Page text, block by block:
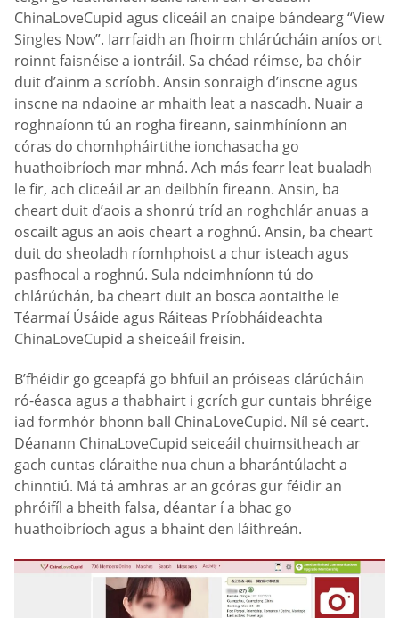
ChinaLoveCupid agus cliceáil an cnaipe bándearg “View
Singles Now”. Iarrfaidh an fhoirm chlárúcháin aníos ort
roinnt faisnéise a iontráil. Sa chéad réimse, ba chóir
duit d’ainm a scríobh. Ansin sonraigh d’inscne agus
inscne na ndaoine ar mhaith leat a nascadh. Nuair a
roghnaíonn tú an rogha fireann, sainmhíníonn an
córas do chomhpháirtithe ionchasacha go
huathoibríoch mar mhná. Ach más fearr leat bualadh
le fir, ach cliceáil ar an deilbhín fireann. Ansin, ba
cheart duit d’aois a shonrú tríd an roghchlár anuas a
oscailt agus an aois cheart a roghnú. Ansin, ba cheart
duit do sheoladh ríomhphoist a chur isteach agus
pasfhocal a roghnú. Sula ndeimhníonn tú do
chlárúchán, ba cheart duit an bosca aontaithe le
Téarmaí Úsáide agus Ráiteas Príobháideachta
ChinaLoveCupid a sheiceáil freisin.
B’fhéidir go gceapfá go bhfuil an próiseas clárúcháin
ró-éasca agus a thabhairt i gcrích gur cuntais bhréige
iad formhór bhonn ball ChinaLoveCupid. Níl sé ceart.
Déanann ChinaLoveCupid seiceáil chuimsitheach ar
gach cuntas cláraithe nua chun a bharántúlacht a
chinntiú. Má tá amhras ar an gcóras gur féidir an
phróifíl a bheith falsa, déantar í a bhac go
huathoibríoch agus a bhaint den láithreán.